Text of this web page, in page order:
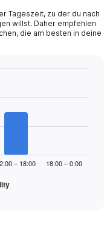
Tageszeit, zu der du nach
willst. Daher empfehlen
die am besten in deine
– 18:00 18:00 – 0:00